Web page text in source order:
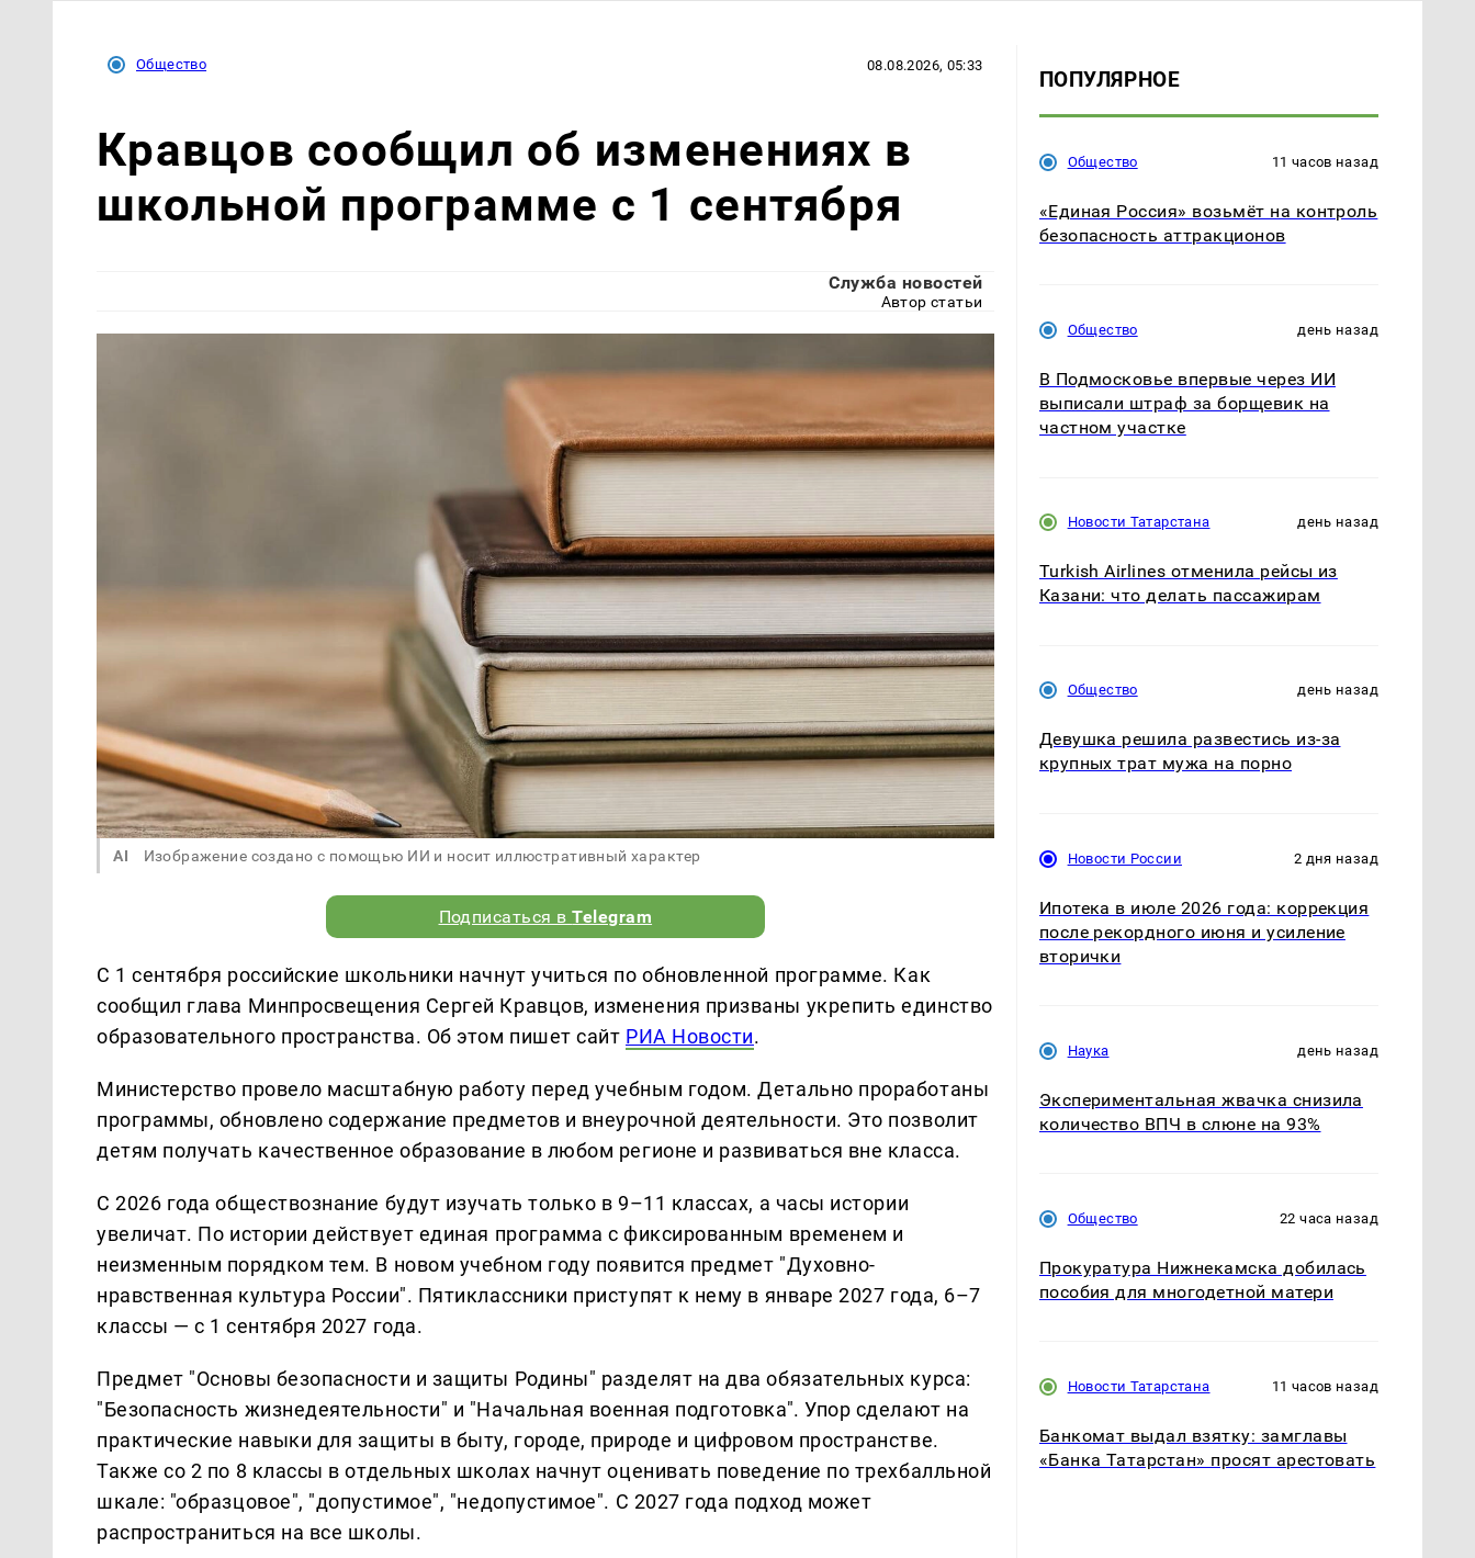
Общество 08.08.2026, 05:33
Кравцов сообщил об изменениях в
школьной программе с 1 сентября
Служба новостей
Автор статьи
AI Изображение создано с помощью ИИ и носит иллюстративный характер
Подписаться вTelegram
С 1 сентября российские школьники начнут учиться по обновленной программе. Как
сообщил глава Минпросвещения Сергей Кравцов, изменения призваны укрепить единство
образовательного пространства. Об этом пишет сайт РИА Новости.
Министерство провело масштабную работу перед учебным годом. Детально проработаны
программы, обновлено содержание предметов и внеурочной деятельности. Это позволит
детям получать качественное образование в любом регионе и развиваться вне класса.
С 2026 года обществознание будут изучать только в 9–11 классах, а часы истории
увеличат. По истории действует единая программа с фиксированным временем и
неизменным порядком тем. В новом учебном году появится предмет "Духовно-
нравственная культура России". Пятиклассники приступят к нему в январе 2027 года, 6–7
классы — с 1 сентября 2027 года.
Предмет "Основы безопасности и защиты Родины" разделят на два обязательных курса:
"Безопасность жизнедеятельности" и "Начальная военная подготовка". Упор сделают на
практические навыки для защиты в быту, городе, природе и цифровом пространстве.
Также со 2 по 8 классы в отдельных школах начнут оценивать поведение по трехбалльной
шкале: "образцовое", "допустимое", "недопустимое". С 2027 года подход может
распространиться на все школы.
ПОПУЛЯРНОЕ
Общество 11 часов назад
«Единая Россия» возьмёт на контроль
безопасность аттракционов
Общество день назад
В Подмосковье впервые через ИИ
выписали штраф за борщевик на
частном участке
Новости Татарстана день назад
Turkish Airlines отменила рейсы из
Казани: что делать пассажирам
Общество день назад
Девушка решила развестись из-за
крупных трат мужа на порно
Новости России 2 дня назад
Ипотека в июле 2026 года: коррекция
после рекордного июня и усиление
вторички
Наука день назад
Экспериментальная жвачка снизила
количество ВПЧ в слюне на 93%
Общество 22 часа назад
Прокуратура Нижнекамска добилась
пособия для многодетной матери
Новости Татарстана 11 часов назад
Банкомат выдал взятку: замглавы
«Банка Татарстан» просят арестовать